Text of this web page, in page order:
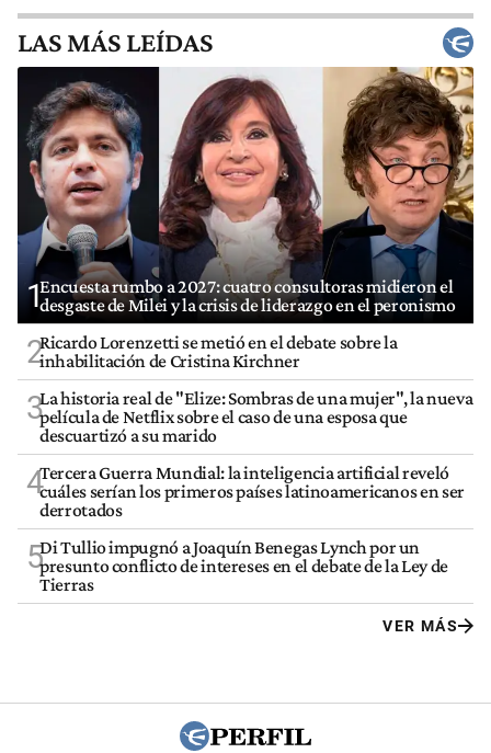
LAS MÁS LEÍDAS
1Encuesta rumbo a 2027: cuatro consultoras midieron el
desgaste de Milei y la crisis de liderazgo en el peronismo
2Ricardo Lorenzetti se metió en el debate sobre la
inhabilitación de Cristina Kirchner
3La historia real de "Elize: Sombras de una mujer", la nueva
película de Netflix sobre el caso de una esposa que
descuartizó a su marido
4Tercera Guerra Mundial: la inteligencia artificial reveló
cuáles serían los primeros países latinoamericanos en ser
derrotados
5Di Tullio impugnó a Joaquín Benegas Lynch por un
presunto conflicto de intereses en el debate de la Ley de
Tierras
VER MÁS